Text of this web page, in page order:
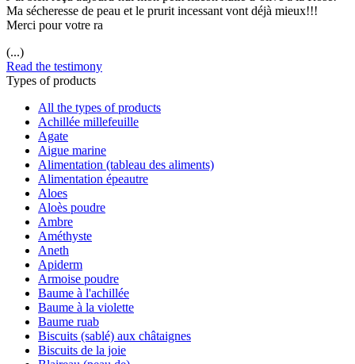
Ma sécheresse de peau et le prurit incessant vont déjà mieux!!!
Merci pour votre ra
(...)
Read the testimony
Types of products
All the types of products
Achillée millefeuille
Agate
Aigue marine
Alimentation (tableau des aliments)
Alimentation épeautre
Aloes
Aloès poudre
Ambre
Améthyste
Aneth
Apiderm
Armoise poudre
Baume à l'achillée
Baume à la violette
Baume ruab
Biscuits (sablé) aux châtaignes
Biscuits de la joie